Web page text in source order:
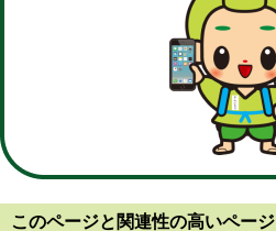
このページと 関連性の高いページ